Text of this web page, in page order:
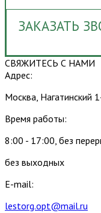
ЗАКАЗАТЬ
СВЯЖИТЕСЬ С НАМИ
Адрес:
Москва, Нагатинский
Время работы:
8:00 - 17:00, без
без выходных
E-mail:
lestorg.opt@mail.ru